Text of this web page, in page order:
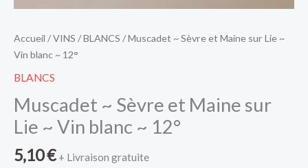
Accueil /VINS /BLANCS / Muscadet ~ Sèvre et Maine sur Lie ~
Vin blanc ~ 12°
BLANCS
Muscadet ~ Sèvre et Maine sur
Lie ~ Vin blanc ~ 12°
5,10€ + Livraison gratuite